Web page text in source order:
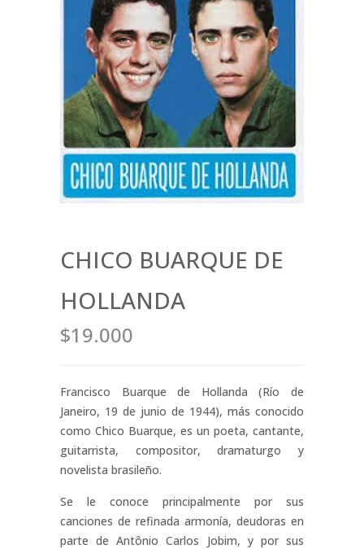
CHICO BUARQUE DE
HOLLANDA
$19.000
Francisco Buarque de Hollanda (Río de
Janeiro, 19 de junio de 1944), más conocido
como Chico Buarque, es un poeta, cantante,
guitarrista, compositor, dramaturgo y
novelista brasileño.
Se le conoce principalmente por sus
canciones de refinada armonía, deudoras en
parte de Antônio Carlos Jobim, y por sus